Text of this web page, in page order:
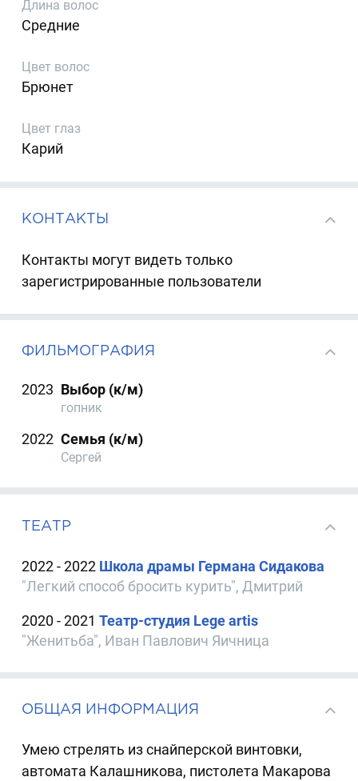
Длина волос
Средние
Цвет волос
Брюнет
Цвет глаз
Карий
КОНТАКТЫ
Контакты могут видеть только
зарегистрированные пользователи
ФИЛЬМОГРАФИЯ
2023 Выбор (к/м)
гопник
2022 Семья (к/м)
Сергей
ТЕАТР
2022 - 2022 Школа драмы Германа Сидакова
"Легкий способ бросить курить", Дмитрий
2020 - 2021Театр-студия Lege artis
"Женитьба", Иван Павлович Яичница
ОБЩАЯ ИНФОРМАЦИЯ
Умею стрелять из снайперской винтовки,
автомата Калашникова, пистолета Макарова